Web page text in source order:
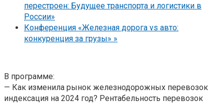
перестроен: Будущее транспорта и логистики в
России»
Конференция «Железная дорога vs авто:
конкуренция за грузы» »
В программе:
— Как изменила рынок железнодорожных перевозок
индексация на 2024 год? Рентабельность перевозок